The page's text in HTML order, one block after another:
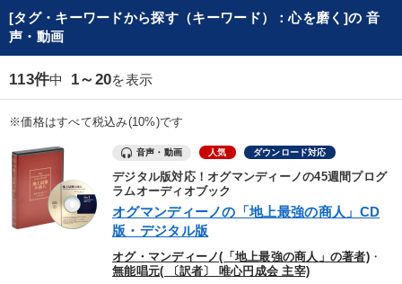
mic 講演収録物を探す
全国経営者セミナー講演収録物（全1315タイトル）からお探しいただけ
ます
優秀各社の智恵と戦略 事業家のロマンと経営
若手異才経営者の発想 専門家のアドバイス
リーダーの器量を学ぶ
[タグ・キーワードから探す（キーワード）：心を磨く]の 音
声・動画
113件中 1～20を表示
※価格はすべて税込み(10%)です
音声・動画 人気 ダウンロード対応
デジタル版対応！オグマンディーノの45週間プログ
ラムオーディオブック
オグマンディーノの「地上最強の商人」CD
版・デジタル版
オグ・マンディーノ(「地上最強の商人」の著者)・
無能唱元( 〔訳者〕 唯心円成会 主宰)